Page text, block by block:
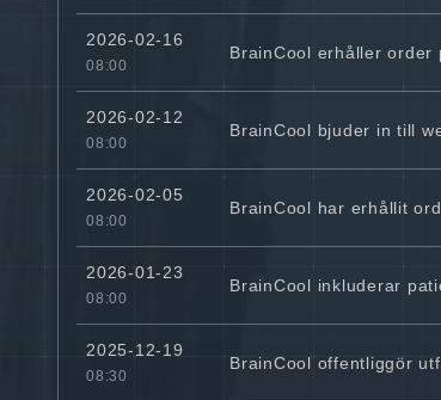
2026-02-16
08:00
BrainCool erhåller
2026-02-12
08:00
BrainCool bjuder in till
2026-02-05
08:00
BrainCool har erhållit
2026-01-23
08:00
BrainCool inkluderar
2025-12-19
08:30
BrainCool offentliggör